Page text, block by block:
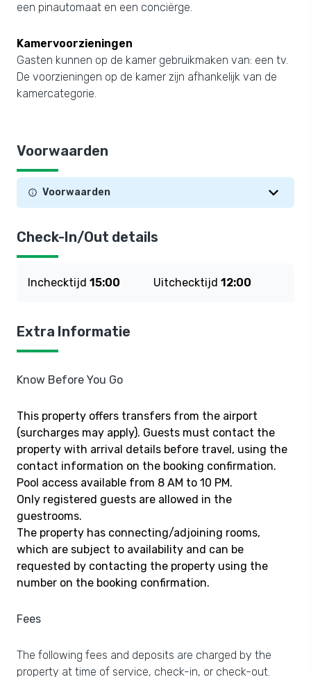
een pinautomaat en een conciërge.
Kamervoorzieningen
Gasten kunnen op de kamer gebruikmaken van: een tv.
De voorzieningen op de kamer zijn afhankelijk van de
kamercategorie.
Voorwaarden
Voorwaarden
Check-In/Out details
Inchecktijd 15:00 Uitchecktijd 12:00
Extra Informatie
Know Before You Go
This property offers transfers from the airport
(surcharges may apply). Guests must contact the
property with arrival details before travel, using the
contact information on the booking confirmation.
Pool access available from 8 AM to 10 PM.
Only registered guests are allowed in the
guestrooms.
The property has connecting/adjoining rooms,
which are subject to availability and can be
requested by contacting the property using the
number on the booking confirmation.
Fees
The following fees and deposits are charged by the
property at time of service, check-in, or check-out.